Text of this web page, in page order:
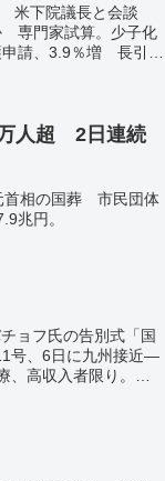
米下院議長と会談
専門家試算。少子化
請、3.9％増 長引く
人超 2日連続
首相の国葬 市民団体
兆円。
ョフ氏の告別式「国
号、6日に九州接近―
高収入者限り。国